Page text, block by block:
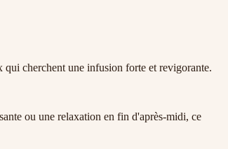
qui cherchent une infusion forte et revigorante.
ou une relaxation en fin d'après-midi, ce